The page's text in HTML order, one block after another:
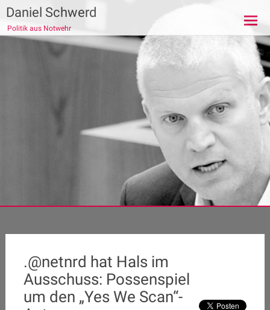
Zum
Inhalt
springen
Daniel Schwerd
Politik aus Notwehr
.@netnrd hat Hals im
Ausschuss: Possenspiel
um den „Yes We Scan“-